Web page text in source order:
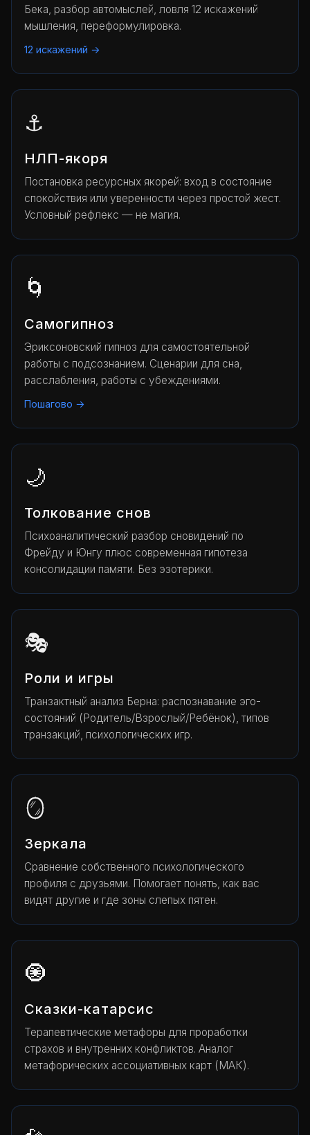
Бека, разбор автомыслей, ловля 12 искажений
мышления, переформулировка.
12 искажений →
⚓
НЛП-якоря
Постановка ресурсных якорей: вход в состояние
спокойствия или уверенности через простой жест.
Условный рефлекс — не магия.
🌀
Самогипноз
Эриксоновский гипноз для самостоятельной
работы с подсознанием. Сценарии для сна,
расслабления, работы с убеждениями.
Пошагово →
🌙
Толкование снов
Психоаналитический разбор сновидений по
Фрейду и Юнгу плюс современная гипотеза
консолидации памяти. Без эзотерики.
🎭
Роли и игры
Транзактный анализ Берна: распознавание эго-
состояний (Родитель/Взрослый/Ребёнок), типов
транзакций, психологических игр.
🪞
Зеркала
Сравнение собственного психологического
профиля с друзьями. Помогает понять, как вас
видят другие и где зоны слепых пятен.
🧿
Сказки-катарсис
Терапевтические метафоры для проработки
страхов и внутренних конфликтов. Аналог
метафорических ассоциативных карт (МАК).